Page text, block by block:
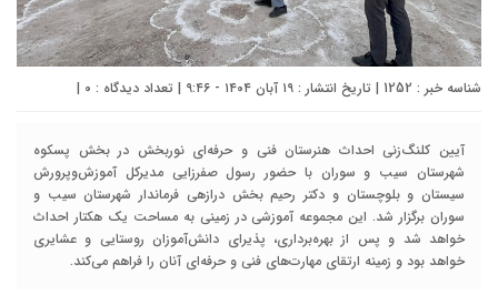
شناسه خبر : 1252 | تاریخ انتشار : ۱۹ آبان ۱۴۰۴ - ۹:۴۶ | تعداد دیدگاه : ۰ |
آیین کلنگ‌زنی احداث هنرستان فنی و حرفه‌ای نوربخش در بخش پسکوه
شهرستان سیب و سوران با حضور رسول صفرزایی مدیرکل آموزش‌وپرورش
سیستان و بلوچستان و دکتر رحیم بخش درازهی فرماندار شهرستان سیب و
سوران برگزار شد. این مجموعه آموزشی در زمینی به مساحت یک هکتار احداث
خواهد شد و پس از بهره‌برداری، پذیرای دانش‌آموزان روستایی و عشایری
خواهد بود و زمینه ارتقای مهارت‌های فنی و حرفه‌ای آنان را فراهم می‌کند.